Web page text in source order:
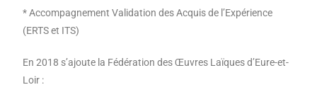
* Accompagnement Validation des Acquis de l’Expérience
(ERTS et ITS)
En 2018 s’ajoute la Fédération des Œuvres Laïques d’Eure-et-
Loir :